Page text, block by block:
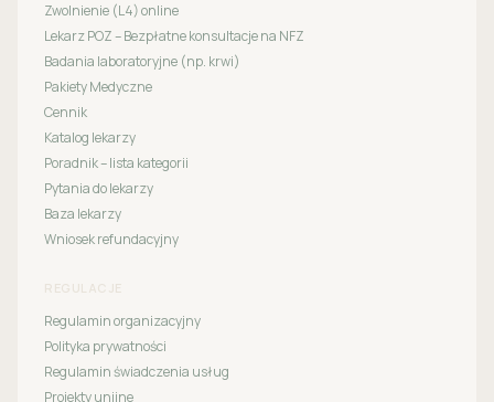
Zwolnienie (L4) online
Lekarz POZ – Bezpłatne konsultacje na NFZ
Badania laboratoryjne (np. krwi)
Pakiety Medyczne
Cennik
Katalog lekarzy
Poradnik – lista kategorii
Pytania do lekarzy
Baza lekarzy
Wniosek refundacyjny
REGULACJE
Regulamin organizacyjny
Polityka prywatności
Regulamin świadczenia usług
Projekty unijne